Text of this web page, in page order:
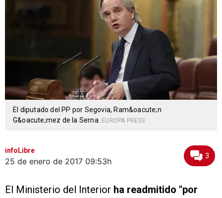
El diputado del PP por Segovia, Ram&oacute;n
G&oacute;mez de la Serna.
EUROPA PRESS
infoLibre
25 de enero de 2017 09:53h
3
El Ministerio del Interior ha readmitido "por